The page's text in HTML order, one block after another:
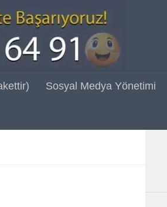
Sosyal Medya Yönetimi